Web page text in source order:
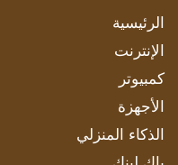
الرئيسية
الإنترنت
كمبيوتر
الأجهزة
الذكاء المنزلي